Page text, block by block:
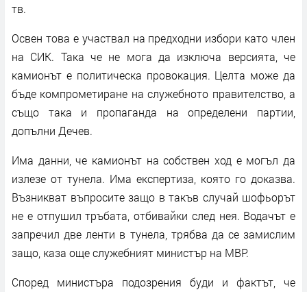
тв.
Освен това е участвал на предходни избори като член
на СИК. Така че не мога да изключа версията, че
камионът е политическа провокация. Целта може да
бъде компрометиране на служебното правителство, а
също така и пропаганда на определени партии,
допълни Дечев.
Има данни, че камионът на собствен ход е могъл да
излезе от тунела. Има експертиза, която го доказва.
Възникват въпросите защо в такъв случай шофьорът
не е отпушил тръбата, отбивайки след нея. Водачът е
запречил две ленти в тунела, трябва да се замислим
защо, каза още служебният министър на МВР.
Според министъра подозрения буди и фактът, че